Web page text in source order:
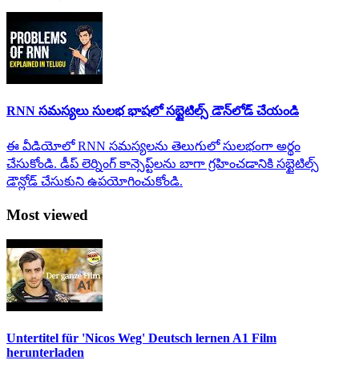
RNN సమస్యలు సులభ భాషలో సబ్టైటిల్స్ డౌన్‌లోడ్ చేయండి
ఈ వీడియోలో RNN సమస్యలను తెలుగులో సులభంగా అర్థం
చేసుకోండి. డీప్ లెర్నింగ్ కాన్సెప్ట్‌లను బాగా గ్రహించడానికి సబ్టైటిల్స్
డౌన్లోడ్ చేసుకుని ఉపయోగించుకోండి.
Most viewed
Untertitel für 'Nicos Weg' Deutsch lernen A1 Film
herunterladen